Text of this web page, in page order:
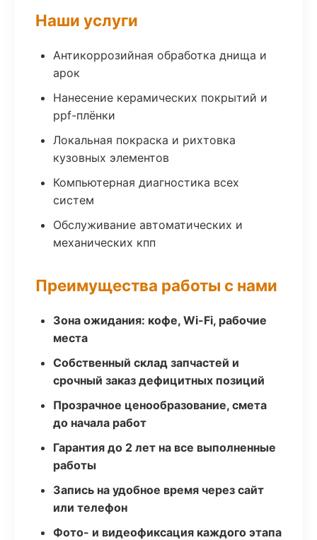
Наши услуги
Антикоррозийная обработка днища и
арок
Нанесение керамических покрытий и
ppf-плёнки
Локальная покраска и рихтовка
кузовных элементов
Компьютерная диагностика всех
систем
Обслуживание автоматических и
механических кпп
Преимущества работы с нами
Зона ожидания: кофе, Wi-Fi, рабочие
места
Собственный склад запчастей и
срочный заказ дефицитных позиций
Прозрачное ценообразование, смета
до начала работ
Гарантия до 2 лет на все выполненные
работы
Запись на удобное время через сайт
или телефон
Фото- и видеофиксация каждого этапа